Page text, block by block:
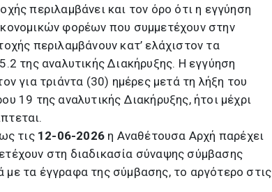
περιλαμβάνει και τον όρο ότι η εγγύηση
φορέων που συμμετέχουν στην
περιλαμβάνουν κατ’ ελάχιστον τα
της αναλυτικής Διακήρυξης. Η εγγύηση
για τριάντα (30) ημέρες μετά τη λήξη του
19 της αναλυτικής Διακήρυξης, ήτοι μέχρι
τις 12-06-2026 η Αναθέτουσα Αρχή παρέχει
στη διαδικασία σύναψης σύμβασης
τα έγγραφα της σύμβασης, το αργότερο στις